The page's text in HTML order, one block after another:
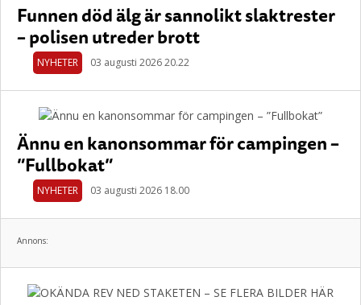
Funnen död älg är sannolikt slaktrester
– polisen utreder brott
NYHETER 03 augusti 2026 20.22
Ännu en kanonsommar för campingen –
”Fullbokat”
NYHETER 03 augusti 2026 18.00
Annons: